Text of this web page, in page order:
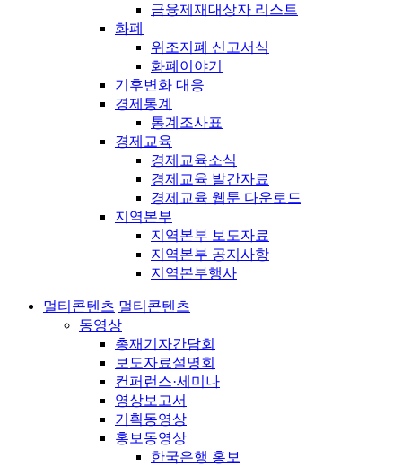
금융제재대상자 리스트
화폐
위조지폐 신고서식
화폐이야기
기후변화 대응
경제통계
통계조사표
경제교육
경제교육소식
경제교육 발간자료
경제교육 웹툰 다운로드
지역본부
지역본부 보도자료
지역본부 공지사항
지역본부행사
멀티콘텐츠 멀티콘텐츠
동영상
총재기자간담회
보도자료설명회
컨퍼런스·세미나
영상보고서
기획동영상
홍보동영상
한국은행 홍보